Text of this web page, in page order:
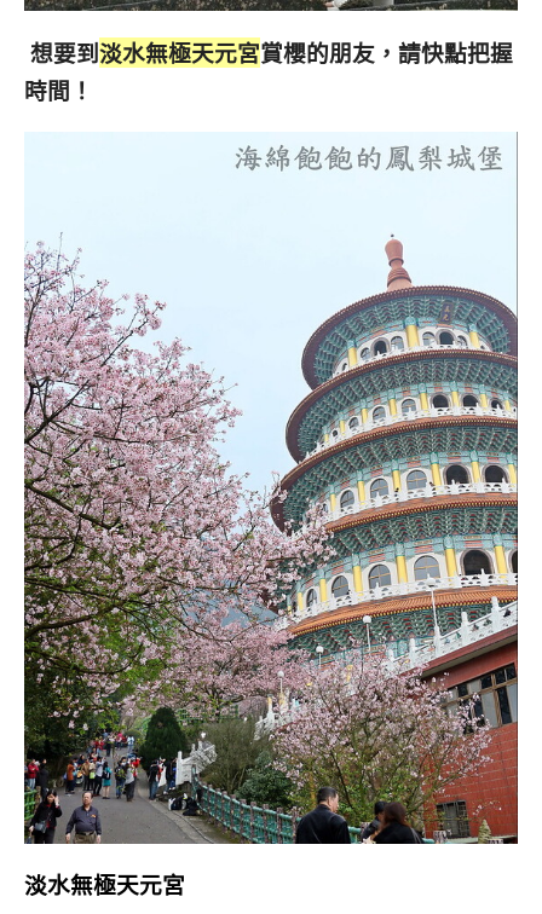
想要到淡水無極天元宮賞櫻的朋友，請快點把握
時間！
淡水無極天元宮